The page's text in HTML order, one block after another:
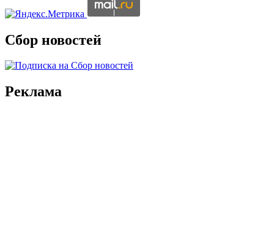
Сбор новостей
Реклама